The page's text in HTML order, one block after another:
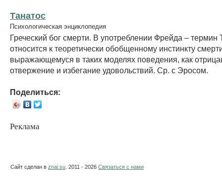
Танатос
Психологическая энциклопедия
Греческий бог смерти. В употреблении Фрейда – термин
относится к теоретически обобщенному инстинкту
выражающемуся в таких моделях поведения, как
отвержение и избегание удовольствий. Ср. с Эросом.
Поделиться:
Реклама
Сайт сделан в znai.su . 2011 - 2026 Связаться с нами